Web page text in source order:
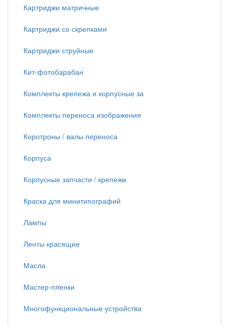
Картриджи матричные
Картриджи со скрепками
Картриджи струйные
Кит-фотобарабан
Комплекты крепежа и корпусные за
Комплекты переноса изображения
Коротроны / валы переноса
Корпуса
Корпусные запчасти / крепежи
Краска для минитипографий
Лампы
Ленты красящие
Масла
Мастер-пленки
Многофункциональные устройства